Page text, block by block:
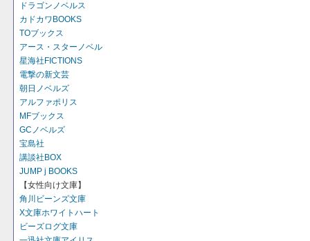
ドラゴンノベルス
カドカワBOOKS
TOブックス
アース・スターノベル
星海社FICTIONS
電撃の新文芸
朝日ノベルズ
アルファポリス
MFブックス
GCノベルズ
宝島社
講談社BOX
JUMP j BOOKS
【女性向け文庫】
角川ビーンズ文庫
X文庫ホワイトハート
ビーズログ文庫